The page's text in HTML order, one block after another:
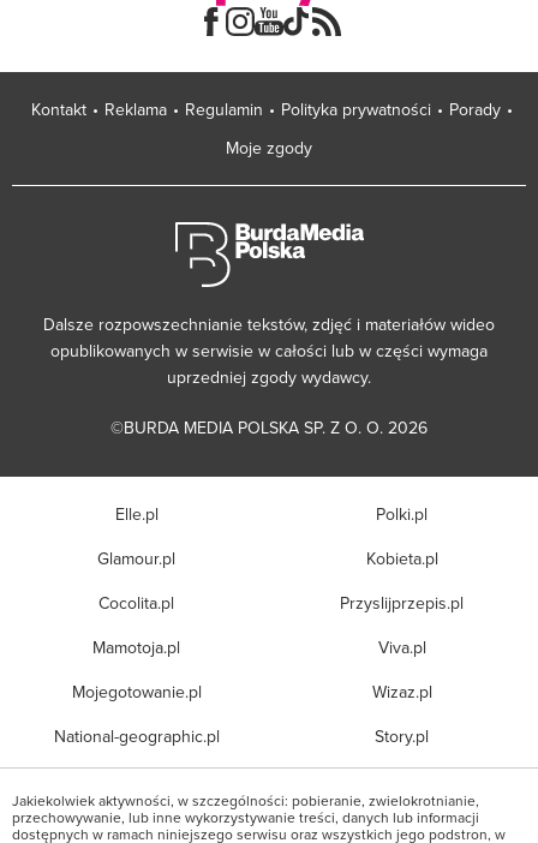
Kontakt Reklama Regulamin Polityka prywatności
Porady
Moje zgody
Dalsze rozpowszechnianie tekstów, zdjęć i materiałów wideo
opublikowanych w serwisie w całości lub w części wymaga
uprzedniej zgody wydawcy.
©BURDA MEDIA POLSKA SP. Z O. O. 2026
Elle.pl
Glamour.pl
Cocolita.pl
Mamotoja.pl
Mojegotowanie.pl
National-geographic.pl
Polki.pl
Kobieta.pl
Przyslijprzepis.pl
Viva.pl
Wizaz.pl
Story.pl
Jakiekolwiek aktywności, w szczególności: pobieranie, zwielokrotnianie,
przechowywanie, lub inne wykorzystywanie treści, danych lub informacji
dostępnych w ramach niniejszego serwisu oraz wszystkich jego podstron, w